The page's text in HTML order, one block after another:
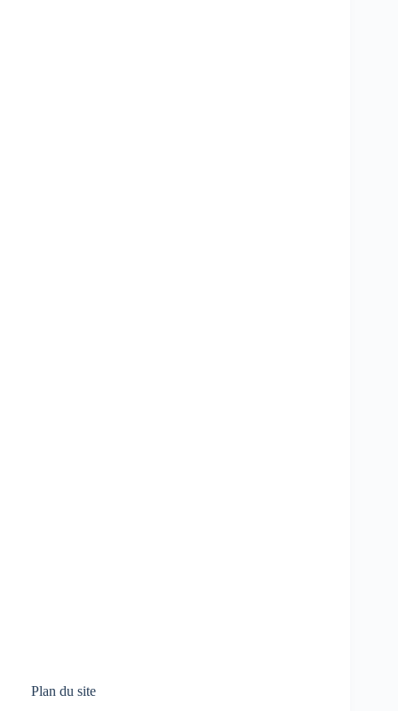
Plan du site